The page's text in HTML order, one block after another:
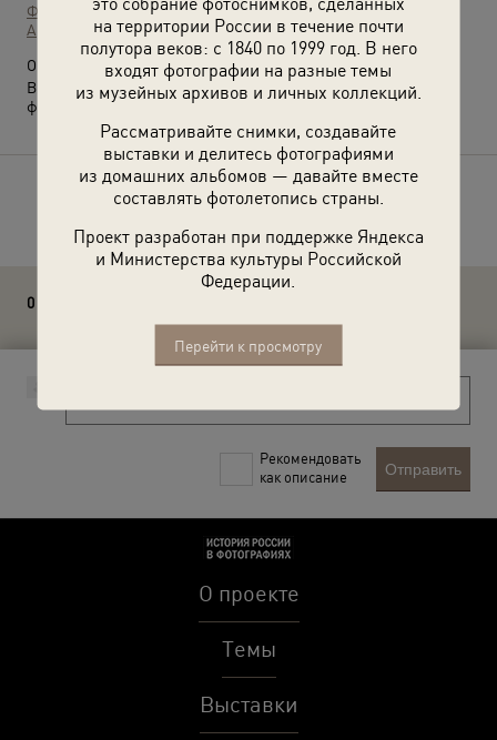
на территории России в течение почти
полутора веков: с 1840 по 1999 год. В него
входят фотографии на разные темы
из музейных архивов и личных коллекций.
Рассматривайте снимки, создавайте
выставки и делитесь фотографиями
из домашних альбомов — давайте вместе
составлять фотолетопись страны.
Проект разработан при поддержке Яндекса
и Министерства культуры Российской
Федерации.
Перейти к просмотру
Фотографии пользователей russiainphoto.ru
Архив Евгения Викторовича Ахматова
О фотографии:
Выставки «СССР в 1960 году»и «Калининград»с этой
фотографией.
Расскажите друзьям об этом фото
0 комментариев
Рекомендовать
как описание
Отправить
О проекте
Темы
Выставки